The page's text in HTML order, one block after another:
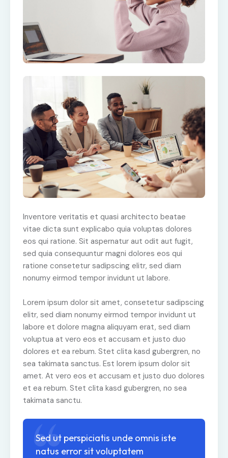
Inventore veritatis et quasi architecto beatae
vitae dicta sunt explicabo quia voluptas dolores
eos qui ratione. Sit aspernatur aut odit aut fugit,
sed quia consequuntur magni dolores eos qui
ratione consetetur sadipscing elitr, sed diam
nonumy eirmod tempor invidunt ut labore.
Lorem ipsum dolor sit amet, consetetur sadipscing
elitr, sed diam nonumy eirmod tempor invidunt ut
labore et dolore magna aliquyam erat, sed diam
voluptua at vero eos et accusam et justo duo
dolores et ea rebum. Stet clita kasd gubergren, no
sea takimata sanctus. Est lorem ipsum dolor sit
amet. At vero eos et accusam et justo duo dolores
et ea rebum. Stet clita kasd gubergren, no sea
takimata sanctu.
Sed ut perspiciatis unde omnis iste
natus error sit voluptatem